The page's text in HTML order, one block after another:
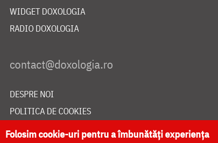
WIDGET DOXOLOGIA
RADIO DOXOLOGIA
DESPRE NOI
POLITICA DE COOKIES
DONEAZĂ ONLINE PENTRU CATEDRALA NAȚIONALĂ
Folosim cookie-uri pentru a îmbunătăți experiența